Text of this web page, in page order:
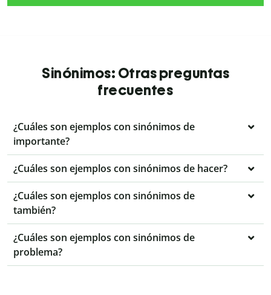
Sinónimos: Otras preguntas
frecuentes
¿Cuáles son ejemplos con sinónimos de
importante?
¿Cuáles son ejemplos con sinónimos de hacer?
¿Cuáles son ejemplos con sinónimos de
también?
¿Cuáles son ejemplos con sinónimos de
problema?